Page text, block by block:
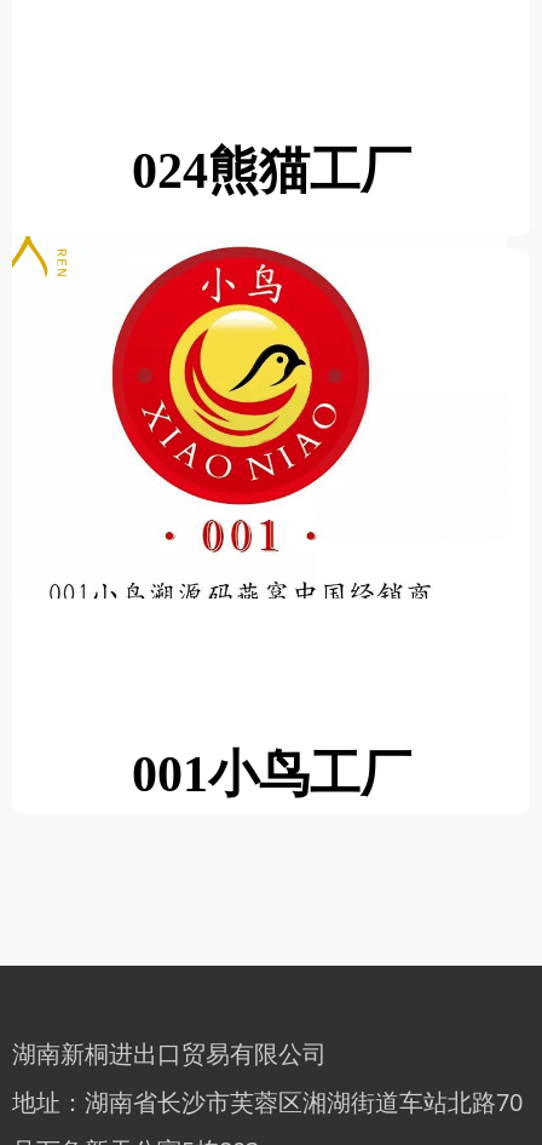
001小鸟工厂
024熊猫工厂
湖南新桐进出口贸易有限公司
地址：湖南省长沙市芙蓉区湘湖街道车站北路70